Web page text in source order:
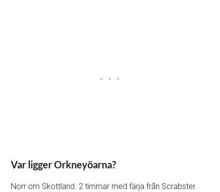
Var ligger Orkneyöarna?
Norr om Skottland. 2 timmar med färja från Scrabster.